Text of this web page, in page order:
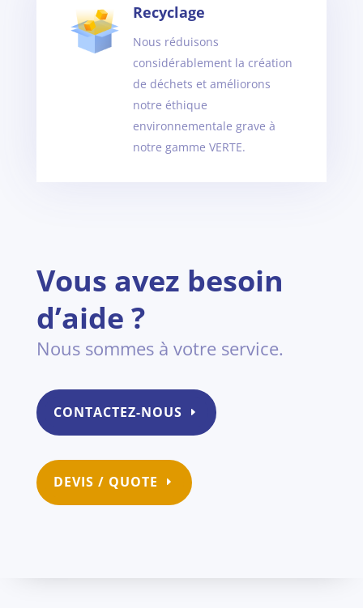
Recyclage
Nous réduisons
considérablement la création
de déchets et améliorons
notre éthique
environnementale grave à
notre gamme VERTE.
Vous avez besoin
d’aide ?
Nous sommes à votre service.
CONTACTEZ-NOUS
DEVIS / QUOTE